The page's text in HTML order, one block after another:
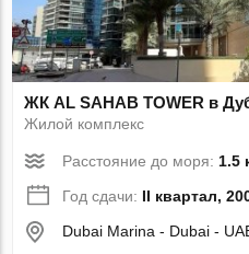
ЖК AL SAHAB TOWER в
Жилой комплекс
Расстояние до моря: 1.5
Год сдачи: II квартал,
Dubai Marina - Dubai -